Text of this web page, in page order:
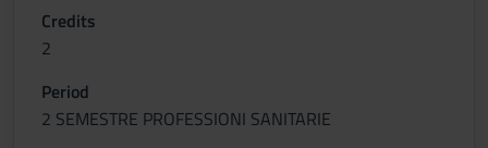
Credits
2
Period
2 SEMESTRE PROFESSIONI SANITARIE